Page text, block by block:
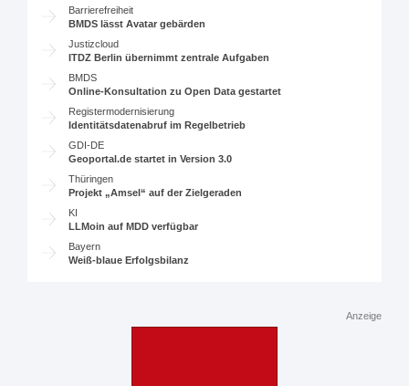
Barrierefreiheit
BMDS lässt Avatar gebärden
Justizcloud
ITDZ Berlin übernimmt zentrale Aufgaben
BMDS
Online-Konsultation zu Open Data gestartet
Registermodernisierung
Identitätsdatenabruf im Regelbetrieb
GDI-DE
Geoportal.de startet in Version 3.0
Thüringen
Projekt „Amsel“ auf der Zielgeraden
KI
LLMoin auf MDD verfügbar
Bayern
Weiß-blaue Erfolgsbilanz
Anzeige